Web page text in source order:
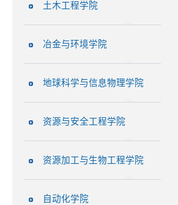
土木工程学院
冶金与环境学院
地球科学与信息物理学院
资源与安全工程学院
资源加工与生物工程学院
自动化学院